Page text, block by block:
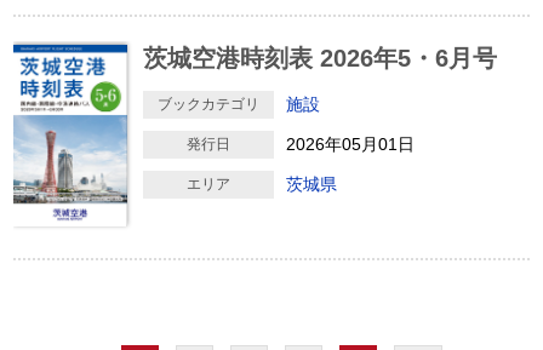
茨城空港時刻表 2026年5・6月号
ブックカテゴリ 施設
発行日 2026年05月01日
エリア 茨城県